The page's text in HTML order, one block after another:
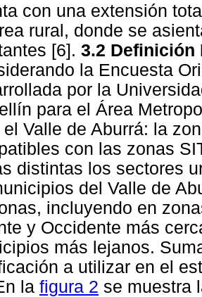
con una extensión
rural, donde se
[6]. 3.2 Definición
la Encuesta
por la
para el Área
el Valle de Aburrá: la
con las zonas
distintas los sectores
del Valle de
incluyendo en
y Occidente más
más lejanos.
a utilizar en el
la figura 2 se muestra